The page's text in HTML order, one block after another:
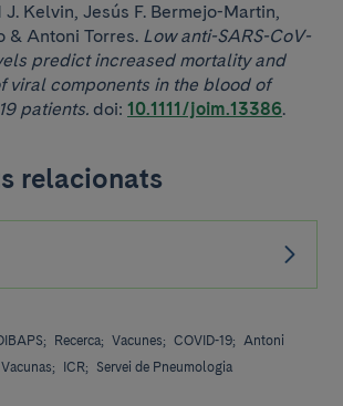
Kelvin, Jesús F. Bermejo-Martin,
& Antoni Torres. Low anti-SARS-CoV-
predict increased mortality and
viral components in the blood of
patients. doi: 10.1111/joim.13386.
relacionats
Recerca; Vacunes; COVID-19; Antoni
Vacunas; ICR; Servei de Pneumologia